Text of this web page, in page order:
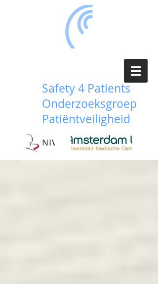
Safety 4 Patients
Onderzoeksgroep
Patiëntveiligheid